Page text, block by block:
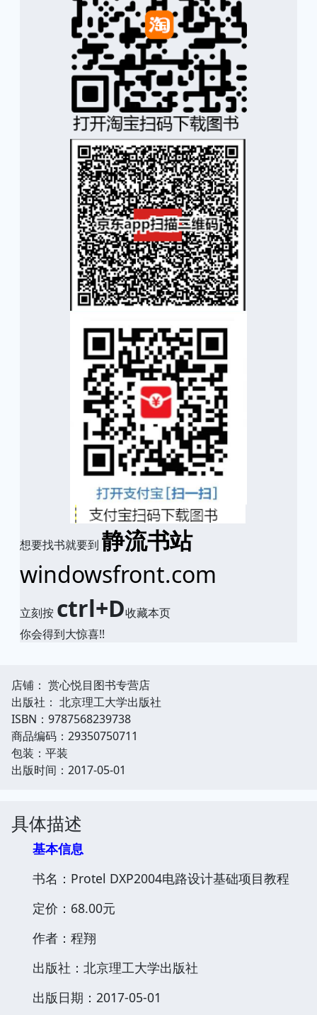
想要找书就要到 静流书站
windowsfront.com
立刻按 ctrl+D收藏本页
你会得到大惊喜!!
店铺： 赏心悦目图书专营店
出版社： 北京理工大学出版社
ISBN：9787568239738
商品编码：29350750711
包装：平装
出版时间：2017-05-01
具体描述
基本信息
书名：Protel DXP2004电路设计基础项目教程
定价：68.00元
作者：程翔
出版社：北京理工大学出版社
出版日期：2017-05-01